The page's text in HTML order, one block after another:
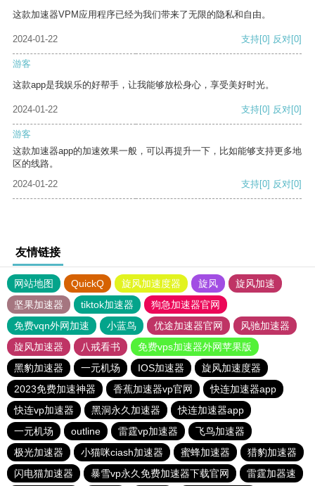
这款加速器VPM应用程序已经为我们带来了无限的隐私和自由。
2024-01-22 支持[0] 反对[0]
游客
这款app是我娱乐的好帮手，让我能够放松身心，享受美好时光。
2024-01-22 支持[0] 反对[0]
游客
这款加速器app的加速效果一般，可以再提升一下，比如能够支持更多地
区的线路。
2024-01-22
支持[0] 反对[0]
友情链接
网站地图 QuickQ 旋风加速度器 旋风
旋风加速
坚果加速器
tiktok加速器
狗急加速器官网
免费vqn外网加速
小蓝鸟 优途加速器官网
风驰加速器
旋风加速器
八戒看书
免费vps加速器外网苹果版
黑豹加速器
一元机场 IOS加速器
旋风加速度器
2023免费加速神器
香蕉加速器vp官网
快连加速器app
快连vp加速器
黑洞永久加速器
快连加速器app
一元机场
outline 雷霆vp加速器
飞鸟加速器
极光加速器
小猫咪ciash加速器 蜜蜂加速器
猎豹加速器
闪电猫加速器
暴雪vp永久免费加速器下载官网 雷霆加器速